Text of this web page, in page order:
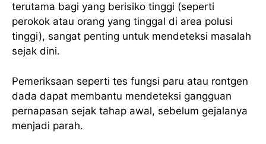
terutama bagi yang berisiko tinggi (seperti
perokok atau orang yang tinggal di area polusi
tinggi), sangat penting untuk mendeteksi masalah
sejak dini.
Pemeriksaan seperti tes fungsi paru atau rontgen
dada dapat membantu mendeteksi gangguan
pernapasan sejak tahap awal, sebelum gejalanya
menjadi parah.